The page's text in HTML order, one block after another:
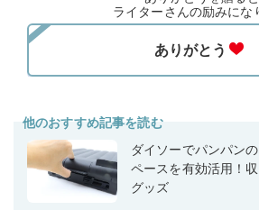
ライターさんの励みにな
他のおすすめ記事を読む
ダイソーでパンパン
ペースを有効活用！
グッズ